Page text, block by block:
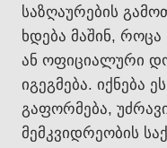
საზღაურების
ხდება მაშინ,
ან ოფიციალური
იგეგმება. იქნება
გაფორმება,
მემკვიდრეობის